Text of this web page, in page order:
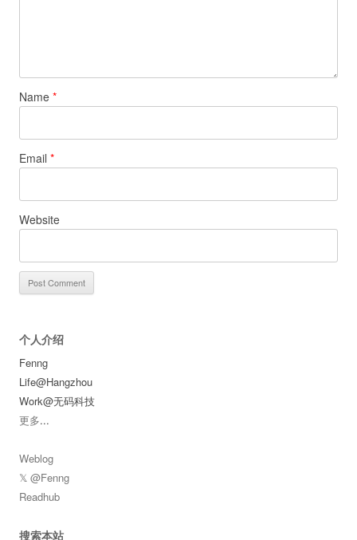
Name *
Email *
Website
个人介绍
Fenng
Life@Hangzhou
Work@无码科技
更多...
Weblog
𝕏 @Fenng
Readhub
搜索本站